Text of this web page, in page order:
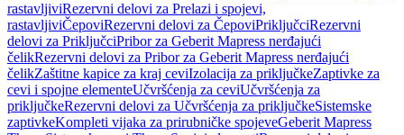
rastavljiviRezervni delovi za Prelazi i spojevi,
rastavljiviČepoviRezervni delovi za ČepoviPriključciRezervni
delovi za PriključciPribor za Geberit Mapress nerđajući
čelikRezervni delovi za Pribor za Geberit Mapress nerđajući
čelikZaštitne kapice za kraj ceviIzolacija za priključkeZaptivke za
cevi i spojne elementeUčvršćenja za ceviUčvršćenja za
priključkeRezervni delovi za Učvršćenja za priključkeSistemske
zaptivkeKompleti vijaka za prirubničke spojeveGeberit Mapress